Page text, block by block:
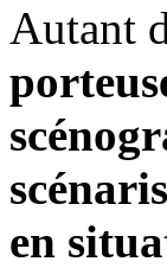
Autant
en